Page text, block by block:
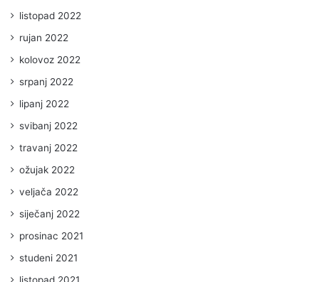
listopad 2022
rujan 2022
kolovoz 2022
srpanj 2022
lipanj 2022
svibanj 2022
travanj 2022
ožujak 2022
veljača 2022
siječanj 2022
prosinac 2021
studeni 2021